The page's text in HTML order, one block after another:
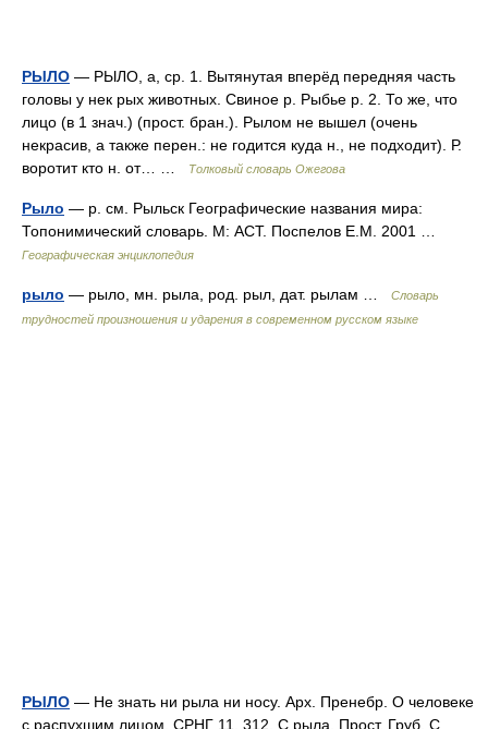
РЫЛО — РЫЛО, а, ср. 1. Вытянутая вперёд передняя часть
головы у нек рых животных. Свиное р. Рыбье р. 2. То же, что
лицо (в 1 знач.) (прост. бран.). Рылом не вышел (очень
некрасив, а также перен.: не годится куда н., не подходит). Р.
воротит кто н. от… …
Толковый словарь Ожегова
Рыло — р. см. Рыльск Географические названия мира:
Топонимический словарь. М: АСТ. Поспелов Е.М. 2001 …
Географическая энциклопедия
рыло — рыло, мн. рыла, род. рыл, дат. рылам …
Словарь
трудностей произношения и ударения в современном русском языке
РЫЛО — Не знать ни рыла ни носу. Арх. Пренебр. О человеке
с распухшим лицом. СРНГ 11, 312. С рыла. Прост. Груб. С